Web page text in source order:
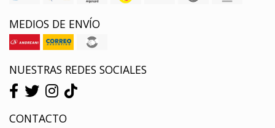
MEDIOS DE ENVÍO
NUESTRAS REDES SOCIALES
CONTACTO